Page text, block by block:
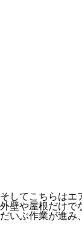
そしてこちらはエ
外壁や屋根だけで
だいぶ作業が進み